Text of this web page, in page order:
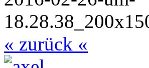
« zurück «